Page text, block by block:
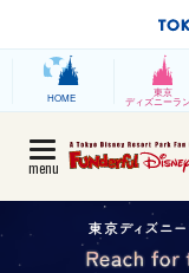
HOME 東京
ディズニーラ
menu